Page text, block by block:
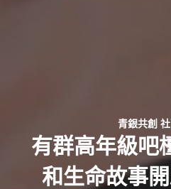
青銀共創
有群高年級吧
和生命故事